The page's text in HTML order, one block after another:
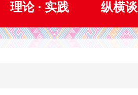
理论 · 实践 纵横谈